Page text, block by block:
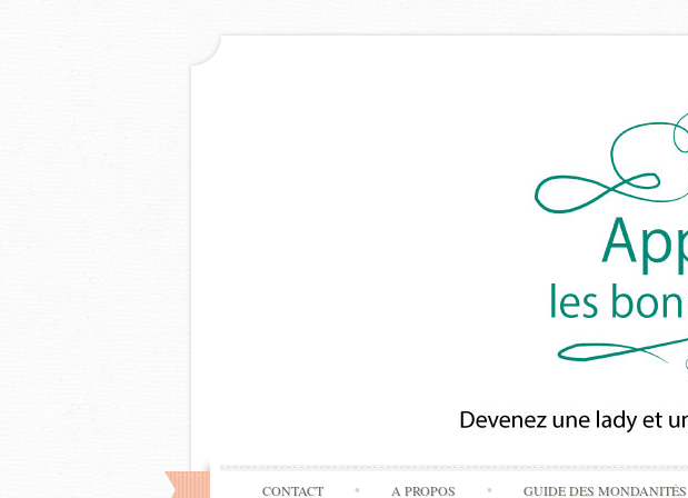
CONTACT A PROPOS GUIDE DES MONDANITÉS